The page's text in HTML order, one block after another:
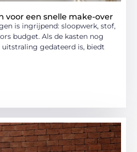
voor een snelle make-over
is ingrijpend: sloopwerk, stof,
budget. Als de kasten nog
gedateerd is, biedt